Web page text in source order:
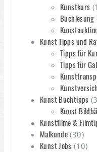
Kunstkurs
Buchlesung
Kunst Tipps und
Tipps für
Tipps für
Kunst Buchtipps
Kunst
Kunstfilme &
Malkunde (30)
Kunst Jobs (10)